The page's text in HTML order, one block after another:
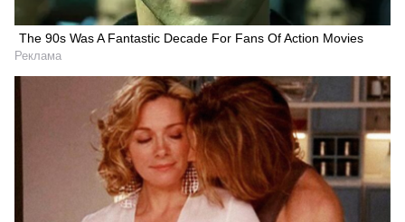
The 90s Was A Fantastic Decade For Fans Of Action Movies
Реклама